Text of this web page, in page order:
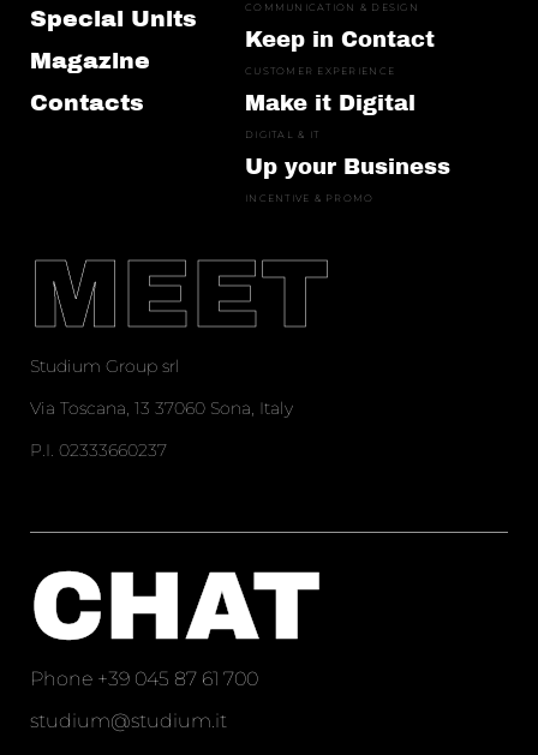
Special Units
Magazine
Contacts
COMMUNICATION & DESIGN
Keep in Contact
CUSTOMER EXPERIENCE
Make it Digital
DIGITAL & IT
Up your Business
INCENTIVE & PROMO
MEET
Studium Group srl
Via Toscana, 13 37060 Sona, Italy
P.I. 02333660237
CHAT
Phone +39 045 87 61 700
studium@studium.it